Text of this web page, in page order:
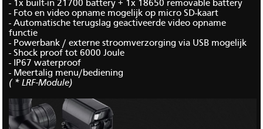
- 1x built-in 21700 battery + 1x 18650 removable battery
- Foto en video opname mogelijk op micro SD-kaart
- Automatische terugslag geactiveerde video opname
functie
- Powerbank / externe stroomverzorging via USB mogelijk
- Shock proof tot 6000 Joule
- IP67 waterproof
- Meertalig menu/bediening
( * LRF-Module)